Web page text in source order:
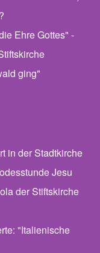
Ehre Gottes" -
ging"
von
von 2024
in der Stadtkirche
Jesu
der Stiftskirche
"Italienische